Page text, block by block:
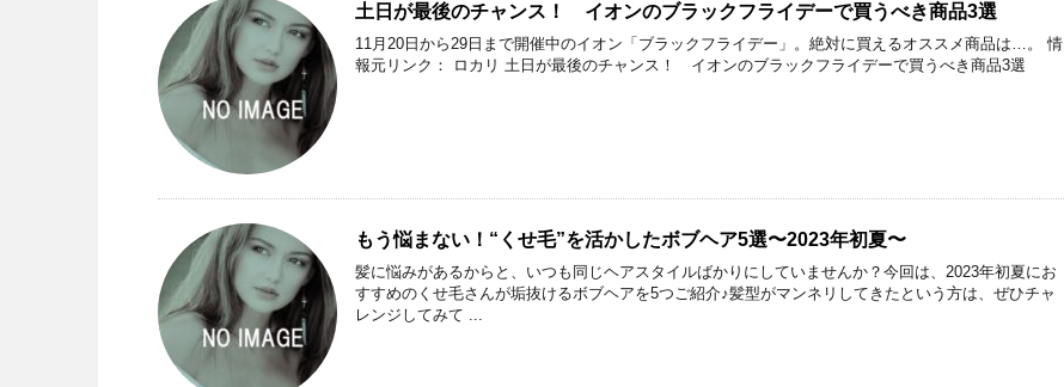
土日が最後のチャンス！ イオンのブラックフライデーで買うべき商品3選
11月20日から29日まで開催中のイオン「ブラックフライデー」。絶対に買えるオススメ商品は…。 情
報元リンク： ロカリ 土日が最後のチャンス！ イオンのブラックフライデーで買うべき商品3選
もう悩まない！“くせ毛”を活かしたボブヘア5選〜2023年初夏〜
髪に悩みがあるからと、いつも同じヘアスタイルばかりにしていませんか？今回は、2023年初夏にお
すすめのくせ毛さんが垢抜けるボブヘアを5つご紹介♪髪型がマンネリしてきたという方は、ぜひチャ
レンジしてみて ...